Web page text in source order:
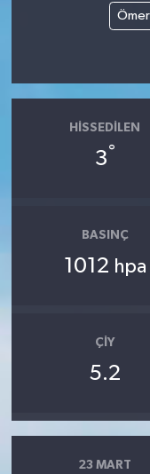
HISSEDILEN
3°
BASINÇ
1012 hpa
ÇIY
5.2
23 MART